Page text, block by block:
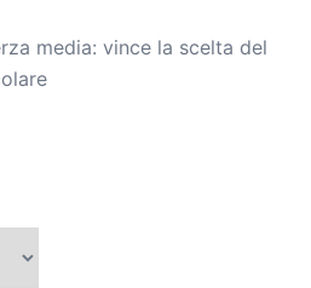
media: vince la scelta del